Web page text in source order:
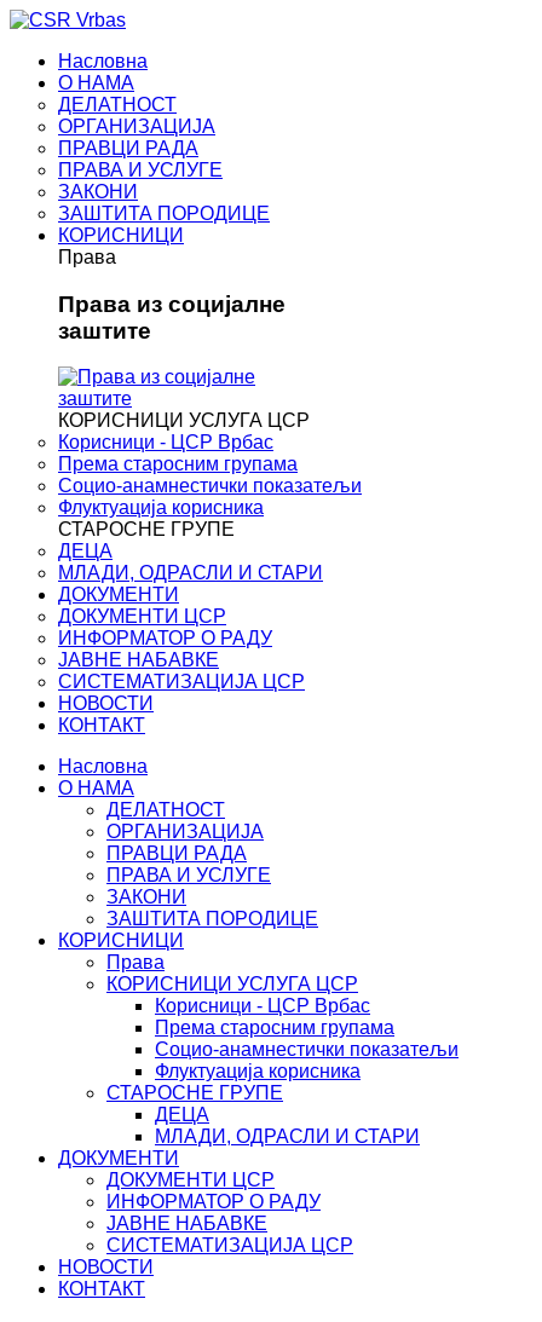
Насловна
О НАМА
ДЕЛАТНОСТ
ОРГАНИЗАЦИЈА
ПРАВЦИ РАДА
ПРАВА И УСЛУГЕ
ЗАКОНИ
ЗАШТИТА ПОРОДИЦЕ
КОРИСНИЦИ
Права
Права из социјалне
заштите
КОРИСНИЦИ УСЛУГА ЦСР
Корисници - ЦСР Врбас
Према старосним групама
Социо-анамнестички показатељи
Флуктуација корисника
СТАРОСНЕ ГРУПЕ
ДЕЦА
МЛАДИ, ОДРАСЛИ И СТАРИ
ДОКУМЕНТИ
ДОКУМЕНТИ ЦСР
ИНФОРМАТОР О РАДУ
ЈАВНЕ НАБАВКЕ
СИСТЕМАТИЗАЦИЈА ЦСР
НОВОСТИ
КОНТАКТ
Насловна
О НАМА
ДЕЛАТНОСТ
ОРГАНИЗАЦИЈА
ПРАВЦИ РАДА
ПРАВА И УСЛУГЕ
ЗАКОНИ
ЗАШТИТА ПОРОДИЦЕ
КОРИСНИЦИ
Права
КОРИСНИЦИ УСЛУГА ЦСР
Корисници - ЦСР Врбас
Према старосним групама
Социо-анамнестички показатељи
Флуктуација корисника
СТАРОСНЕ ГРУПЕ
ДЕЦА
МЛАДИ, ОДРАСЛИ И СТАРИ
ДОКУМЕНТИ
ДОКУМЕНТИ ЦСР
ИНФОРМАТОР О РАДУ
ЈАВНЕ НАБАВКЕ
СИСТЕМАТИЗАЦИЈА ЦСР
НОВОСТИ
КОНТАКТ